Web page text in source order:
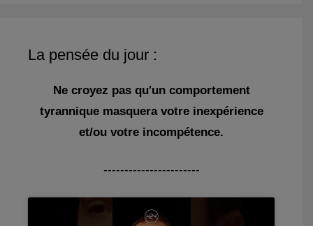
La pensée du jour :
Ne croyez pas qu'un comportement
tyrannique masquera votre inexpérience
et/ou votre incompétence.
-----------------------